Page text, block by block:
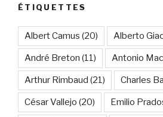
ÉTIQUETTES
Albert Camus (20) Alberto
André Breton (11) Antonio
Arthur Rimbaud (21) Charles
César Vallejo (20) Emilio